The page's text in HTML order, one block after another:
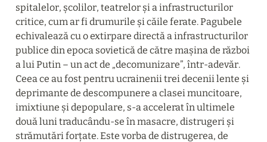
spitalelor, școlilor, teatrelor și a infrastructurilor
critice, cum ar fi drumurile și căile ferate. Pagubele
echivalează cu o extirpare directă a infrastructurilor
publice din epoca sovietică de către mașina de război
a lui Putin – un act de „decomunizare”, într-adevăr.
Ceea ce au fost pentru ucrainenii trei decenii lente și
deprimante de descompunere a clasei muncitoare,
imixtiune și depopulare, s-a accelerat în ultimele
două luni traducându-se în masacre, distrugeri și
strămutări forțate. Este vorba de distrugerea, de